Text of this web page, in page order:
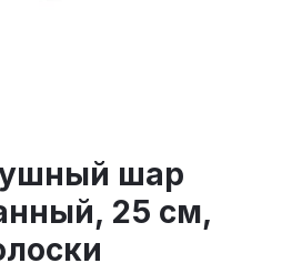
шар
25 см,